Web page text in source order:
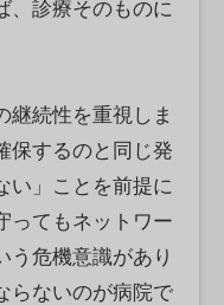
、診療そのものに
続性を重視しま
保するのと同じ発
い」ことを前提に
ってもネットワー
う危機意識があり
らないのが病院で